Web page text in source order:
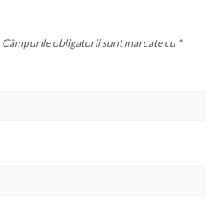
Câmpurile obligatorii sunt marcate cu *